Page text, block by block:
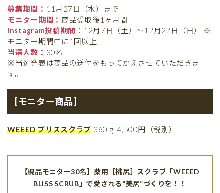
募集期間： 11月27日（水）まで
モニター期間： 商品受取後1ヶ月間
Instagram投稿期間： 12月7日（土）～12月22日（日） ※
モニター期間中に1回以上
当選人数： 30名
※当選発表は商品の送付をもってかえさせていただきま
す。
[モニター商品]
WEEED ブリススクラブ 360ｇ 4,500円（税別）
【現品モニター30名】薬用［桃尻］スクラブ「WEEED
BLISS SCRUB」で愛される“美尻”づくりを！！